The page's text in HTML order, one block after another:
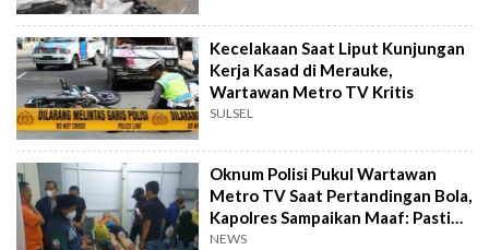
Kecelakaan Saat Liput Kunjungan
Kerja Kasad di Merauke,
Wartawan Metro TV Kritis
SULSEL
Oknum Polisi Pukul Wartawan
Metro TV Saat Pertandingan Bola,
Kapolres Sampaikan Maaf: Pasti
Kami Sanksi!
NEWS